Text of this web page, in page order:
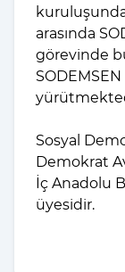
kuruluşunda
arasında
görevinde
Sosyal
Demokrat
İç Anadolu
üyesidir.